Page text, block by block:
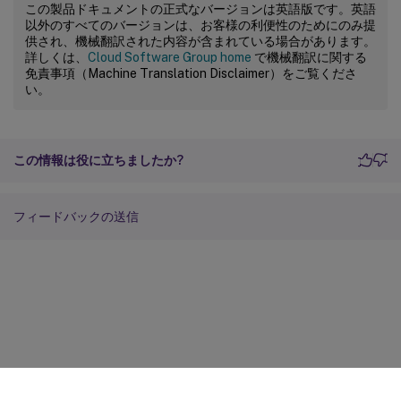
この製品ドキュメントの正式なバージョンは英語版です。英語
以外のすべてのバージョンは、お客様の利便性のためにのみ提
供され、機械翻訳された内容が含まれている場合があります。
詳しくは、 Cloud Software Group home で機械翻訳に関する
免責事項（Machine Translation Disclaimer）をご覧くださ
い。
この情報は役に立ちましたか?
フィードバックの送信